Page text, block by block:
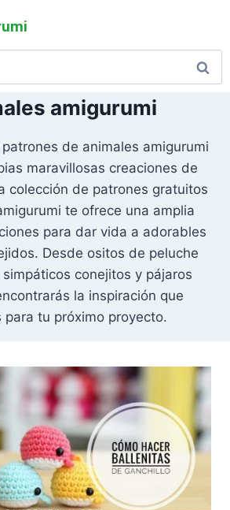
amigurumi
de animales amigurumi
maravillosas creaciones de
colección de patrones gratuitos
te ofrece una amplia
para dar vida a adorables
Desde ositos de peluche
conejitos y pájaros
la inspiración que
para tu próximo proyecto.